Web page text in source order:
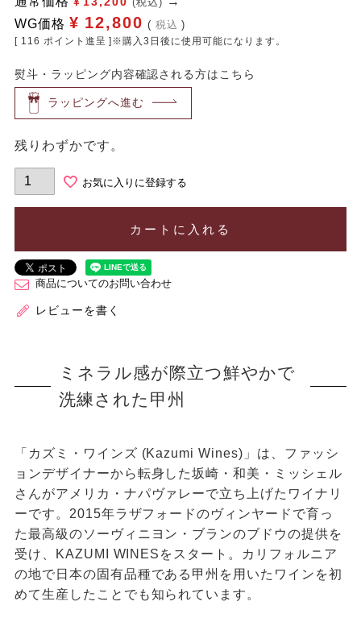
WG価格 ¥ 12,800 税込
[ 116 ポイント進呈 ]※購入3日後に使用可能になります。
熨斗・ラッピング内容確認される方はこちら
ラッピングへ進む
残りわずかです。
お気に入りに登録する
カートに入れる
商品についてのお問い合わせ
レビューを書く
ミネラル感が際立つ鮮やかで
洗練された甲州
「カズミ・ワインズ (Kazumi Wines)」は、ファッシ
ョンデザイナーから転身した坂崎・和美・ミッシェル
さんがアメリカ・ナパヴァレーで立ち上げたワイナリ
ーです。2015年ラザフォードのヴィンヤードで育っ
た最高級のソーヴィニヨン・ブランのブドウの提供を
受け、KAZUMI WINESをスタート。カリフォルニア
の地で日本の固有品種である甲州を用いたワインを初
めて生産したことでも知られています。